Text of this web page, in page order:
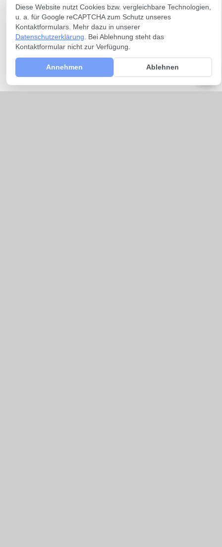
Diese Website nutzt Cookies bzw. vergleichbare Technologien,
u. a. für Google reCAPTCHA zum Schutz unseres
Kontaktformulars. Mehr dazu in unserer
Datenschutzerklärung . Bei Ablehnung steht das
Kontaktformular nicht zur Verfügung.
Annehmen Ablehnen